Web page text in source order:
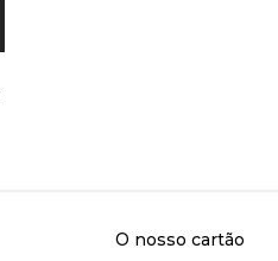
O nosso cartão